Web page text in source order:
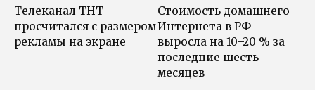
Телеканал ТНТ
просчитался с размером
рекламы на экране
Стоимость домашнего
Интернета в РФ
выросла на 10–20 % за
последние шесть
месяцев